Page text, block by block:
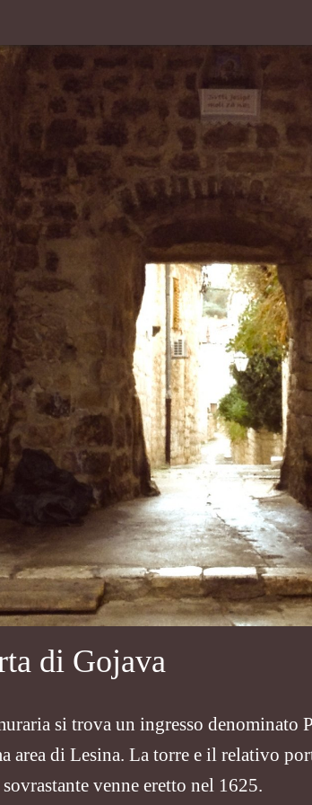
di Gojava
si trova un ingresso denominato
area di Lesina. La torre e il relativo
venne eretto nel 1625.